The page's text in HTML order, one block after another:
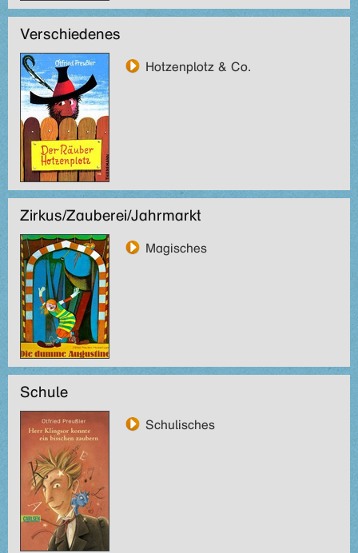
Verschiedenes
Hotzenplotz & Co.
Zirkus/Zauberei/Jahrmarkt
Magisches
Schule
Schulisches